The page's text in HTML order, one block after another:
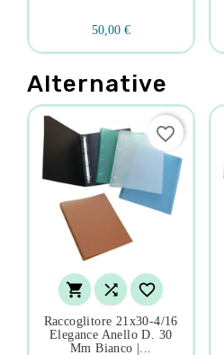
50,00 €
Alternative
  
Raccoglitore 21x30-4/16
Elegance Anello D. 30
Mm Bianco |...
favorite_border